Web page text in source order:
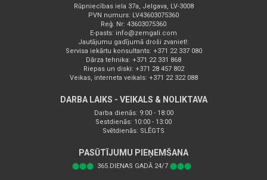
Rūpniecības iela 37a, Jelgava, LV-3008
PVN numurs: LV43603075360
Reģ. Nr: 43603075360
E-pasts: info@zemgali.com
Jautājumu gadījumā droši zvaniet!:
Servisa iekārtu konsultants: +371 22 337 080
Dārza tehnika: +371 22 331 868
Riepas un diski: +371 28 457 802
Veikas, interneta veikals: +371 22 322 088
DARBA LAIKS - VEIKALS & NOLIKTAVA
Darba dienās: 9:00 - 18:00
Sestdienās: 10:00 - 13:00
Svētdienās: SLĒGTS
PASŪTĪJUMU PIEŅEMŠANA
⬤⬤⬤ 365.DIENAS GADĀ 24/7 ⬤⬤⬤